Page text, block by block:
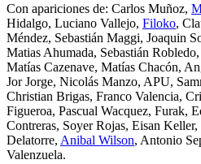
Con apariciones de: Carlos Muñoz,
Hidalgo, Luciano Vallejo, Filoko,
Méndez, Sebastián Maggi, Joaquin
Matias Ahumada, Sebastián
Matías Cazenave, Matías Chacón,
Jor Jorge, Nicolás Manzo, APU,
Christian Brigas, Franco Valencia,
Figueroa, Pascual Wacquez, Furak,
Contreras, Soyer Rojas, Eisan
Delatorre, Anibal Wilson, Antonio
Valenzuela.